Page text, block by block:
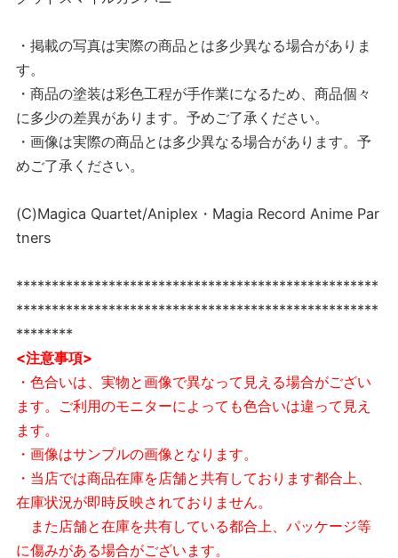
・掲載の写真は実際の商品とは多少異なる場合がありま
す。
・商品の塗装は彩色工程が手作業になるため、商品個々
に多少の差異があります。予めご了承ください。
・画像は実際の商品とは多少異なる場合があります。予
めご了承ください。
(C)Magica Quartet/Aniplex・Magia Record Anime Par
tners
***************************************************
***************************************************
********
<注意事項>
・色合いは、実物と画像で異なって見える場合がござい
ます。ご利用のモニターによっても色合いは違って見え
ます。
・画像はサンプルの画像となります。
・当店では商品在庫を店舗と共有しております都合上、
在庫状況が即時反映されておりません。
また店舗と在庫を共有している都合上、パッケージ等
に傷みがある場合がございます。